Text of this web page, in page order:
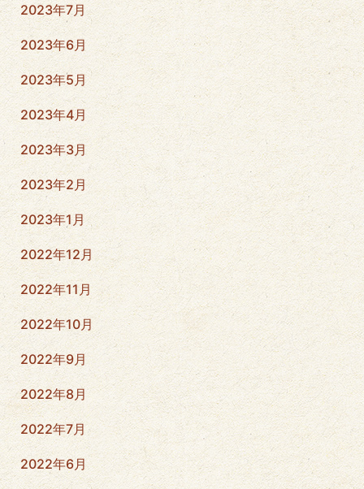
2023年7月
2023年6月
2023年5月
2023年4月
2023年3月
2023年2月
2023年1月
2022年12月
2022年11月
2022年10月
2022年9月
2022年8月
2022年7月
2022年6月